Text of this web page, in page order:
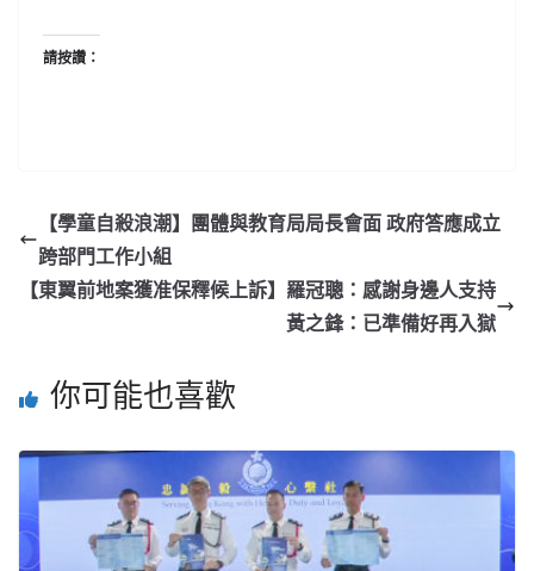
請按讚：
【學童自殺浪潮】團體與教育局局長會面 政府答應成立
跨部門工作小組
【東翼前地案獲准保釋候上訴】羅冠聰：感謝身邊人支持
黃之鋒：已準備好再入獄
你可能也喜歡